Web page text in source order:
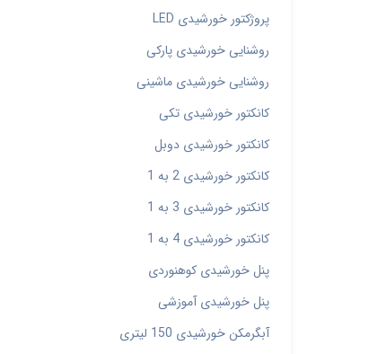
پروژکتور خورشیدی LED
روشنایی خورشیدی پارکی
روشنایی خورشیدی ماشینی
کانکتور خورشیدی تکی
کانکتور خورشیدی دوبل
کانکتور خورشیدی 2 به 1
کانکتور خورشیدی 3 به 1
کانکتور خورشیدی 4 به 1
پنل خورشیدی کوهنوردی
پنل خورشیدی آموزشی
آبگرمکن خورشیدی 150 لیتری